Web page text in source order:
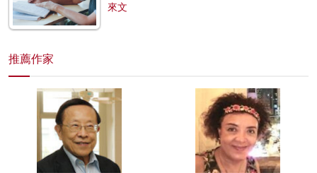
來文
推薦作家